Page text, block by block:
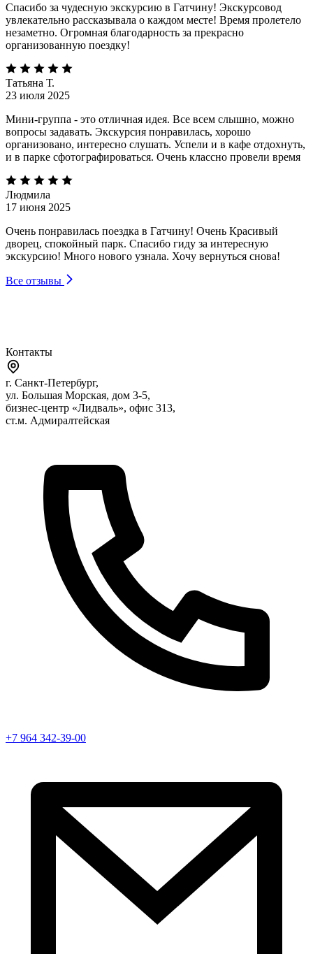
Спасибо за чудесную экскурсию в Гатчину! Экскурсовод
увлекательно рассказывала о каждом месте! Время пролетело
незаметно. Огромная благодарность за прекрасно
организованную поездку!
Татьяна Т.
23 июля 2025
Мини-группа - это отличная идея. Все всем слышно, можно
вопросы задавать. Экскурсия понравилась, хорошо
организовано, интересно слушать. Успели и в кафе отдохнуть,
и в парке сфотографироваться. Очень классно провели время
Людмила
17 июня 2025
Очень понравилась поездка в Гатчину! Очень Красивый
дворец, спокойный парк. Спасибо гиду за интересную
экскурсию! Много нового узнала. Хочу вернуться снова!
Все отзывы
Контакты
г. Санкт-Петербург,
ул. Большая Морская, дом 3-5,
бизнес-центр «Лидваль», офис 313,
ст.м. Адмиралтейская
+7 964 342-39-00